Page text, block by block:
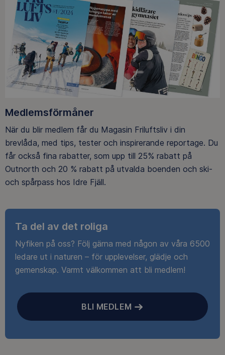
Medlemsförmåner
När du blir medlem får du Magasin Friluftsliv i din
brevlåda, med tips, tester och inspirerande reportage. Du
får också fina rabatter, som upp till 25% rabatt på
Outnorth och 20 % rabatt på utvalda boenden och ski-
och spårpass hos Idre Fjäll.
Ta del av det roliga
Nyfiken på oss? Följ gärna med någon av våra 6500
ledare ut i naturen – för upplevelser, glädje och
gemenskap. Varmt välkommen att bli medlem!
BLI MEDLEM